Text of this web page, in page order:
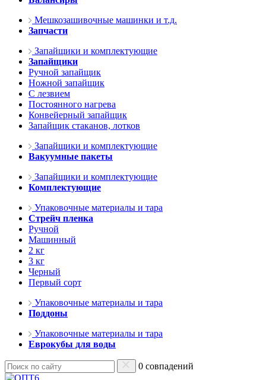
Мешкозашивочные машинки и т.д.
Запчасти
Запайщики и комплектующие
Запайщики
Ручной запайщик
Ножной запайщик
С лезвием
Постоянного нагрева
Конвейерный запайщик
Запайщик стаканов, лотков
Запайщики и комплектующие
Вакуумные пакеты
Запайщики и комплектующие
Комплектующие
Упаковочные материалы и тара
Стрейч пленка
Ручной
Машинный
2 кг
3 кг
Черный
Первый сорт
Упаковочные материалы и тара
Поддоны
Упаковочные материалы и тара
Еврокубы для воды
0 совпадений